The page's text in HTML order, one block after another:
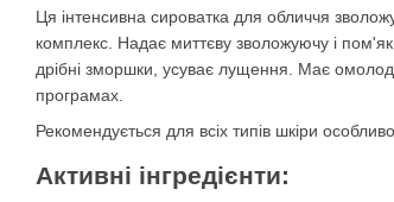
Ця інтенсивна сироватка для обличчя
комплекс. Надає миттєву зволожуючу і
дрібні зморшки, усуває лущення. Має
програмах.
Рекомендується для всіх типів шкіри
Активні інгредієнти: